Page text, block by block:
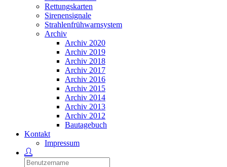
Rettungskarten
Sirenensignale
Strahlenfrühwarnsystem
Archiv
Archiv 2020
Archiv 2019
Archiv 2018
Archiv 2017
Archiv 2016
Archiv 2015
Archiv 2014
Archiv 2013
Archiv 2012
Bautagebuch
Kontakt
Impressum